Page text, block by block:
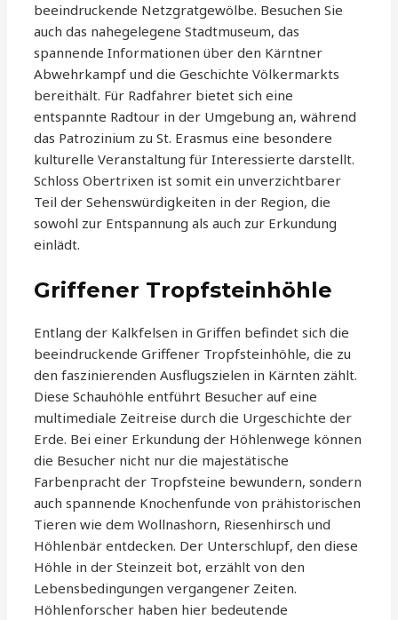
beeindruckende Netzgratgewölbe. Besuchen Sie
auch das nahegelegene Stadtmuseum, das
spannende Informationen über den Kärntner
Abwehrkampf und die Geschichte Völkermarkts
bereithält. Für Radfahrer bietet sich eine
entspannte Radtour in der Umgebung an, während
das Patrozinium zu St. Erasmus eine besondere
kulturelle Veranstaltung für Interessierte darstellt.
Schloss Obertrixen ist somit ein unverzichtbarer
Teil der Sehenswürdigkeiten in der Region, die
sowohl zur Entspannung als auch zur Erkundung
einlädt.
Griffener Tropfsteinhöhle
Entlang der Kalkfelsen in Griffen befindet sich die
beeindruckende Griffener Tropfsteinhöhle, die zu
den faszinierenden Ausflugszielen in Kärnten zählt.
Diese Schauhöhle entführt Besucher auf eine
multimediale Zeitreise durch die Urgeschichte der
Erde. Bei einer Erkundung der Höhlenwege können
die Besucher nicht nur die majestätische
Farbenpracht der Tropfsteine bewundern, sondern
auch spannende Knochenfunde von prähistorischen
Tieren wie dem Wollnashorn, Riesenhirsch und
Höhlenbär entdecken. Der Unterschlupf, den diese
Höhle in der Steinzeit bot, erzählt von den
Lebensbedingungen vergangener Zeiten.
Höhlenforscher haben hier bedeutende